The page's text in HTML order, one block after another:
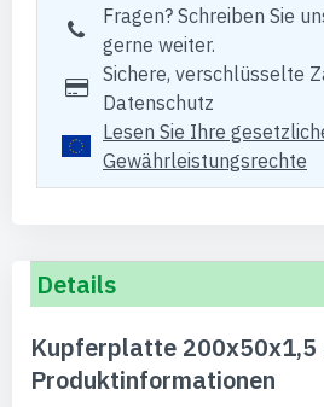
Fragen? Schreiben Sie
gerne weiter.
Sichere, verschlüsselte
Datenschutz
Lesen Sie Ihre
Gewährleistungsrechte
Details
Kupferplatte 200x50x1,5
Produktinformationen